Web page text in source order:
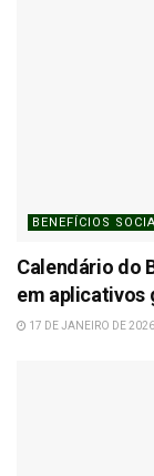
BENEFÍCIOS
Calendário do
em aplicativos
17 DE JANEIRO DE